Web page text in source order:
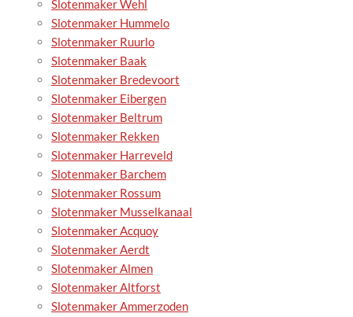
Slotenmaker Wehl
Slotenmaker Hummelo
Slotenmaker Ruurlo
Slotenmaker Baak
Slotenmaker Bredevoort
Slotenmaker Eibergen
Slotenmaker Beltrum
Slotenmaker Rekken
Slotenmaker Harreveld
Slotenmaker Barchem
Slotenmaker Rossum
Slotenmaker Musselkanaal
Slotenmaker Acquoy
Slotenmaker Aerdt
Slotenmaker Almen
Slotenmaker Altforst
Slotenmaker Ammerzoden